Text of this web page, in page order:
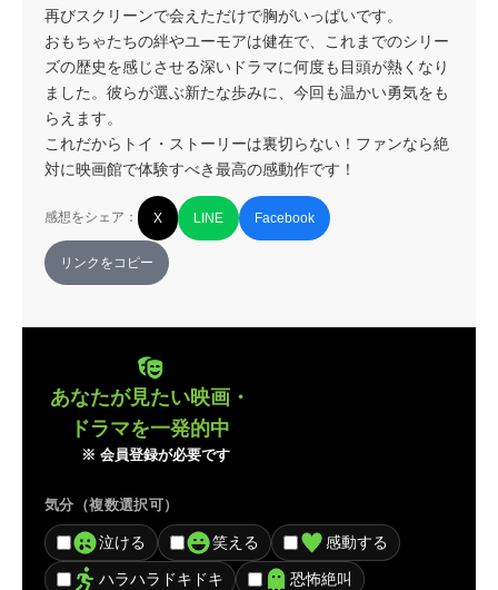
再びスクリーンで会えただけで胸がいっぱいです。
おもちゃたちの絆やユーモアは健在で、これまでのシリー
ズの歴史を感じさせる深いドラマに何度も目頭が熱くなり
ました。彼らが選ぶ新たな歩みに、今回も温かい勇気をも
らえます。
これだからトイ・ストーリーは裏切らない！ファンなら絶
対に映画館で体験すべき最高の感動作です！
感想をシェア： X LINE Facebook
リンクをコピー
あなたが見たい映画・
ドラマを一発的中
※ 会員登録が必要です
気分（複数選択可）
泣ける 笑える
感動する
ハラハラドキドキ
恐怖絶叫